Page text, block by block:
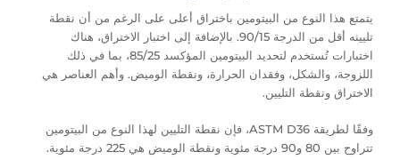
يتمتع هذا النوع من البيتومين باختراق أعلى على الرغم من أن نقطة
تليينه أقل من الدرجة 90/15. بالإضافة إلى اختبار الاختراق، هناك
اختبارات تُستخدم لتحديد البيتومين المؤكسد 85/25، بما في ذلك
اللزوجة، والشكل، وفقدان الحرارة، ونقطة الوميض. وأهم العناصر هي
الاختراق ونقطة التليين.
وفقًا لطريقة ASTM D36، فإن نقطة التليين لهذا النوع من البيتومين
تتراوح بين 80 و90 درجة مئوية ونقطة الوميض هي 225 درجة مئوية.